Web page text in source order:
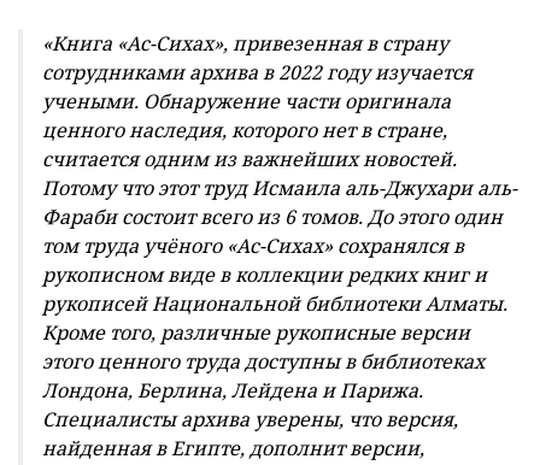
«Книга «Ас-Сихах», привезенная в страну
сотрудниками архива в 2022 году изучается
учеными. Обнаружение части оригинала
ценного наследия, которого нет в стране,
считается одним из важнейших новостей.
Потому что этот труд Исмаила аль-Джухари аль-
Фараби состоит всего из 6 томов. До этого один
том труда учёного «Ас-Сихах» сохранялся в
рукописном виде в коллекции редких книг и
рукописей Национальной библиотеки Алматы.
Кроме того, различные рукописные версии
этого ценного труда доступны в библиотеках
Лондона, Берлина, Лейдена и Парижа.
Специалисты архива уверены, что версия,
найденная в Египте, дополнит версии,